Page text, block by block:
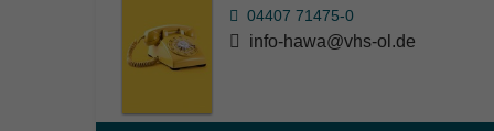
04407 71475-0
info-hawa@vhs-ol.de